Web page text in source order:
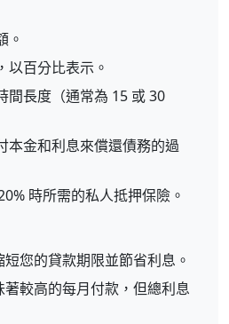
。
以百分比表示。
間長度（通常為 15 或 30
本金和利息來償還債務的過
時所需的私人抵押保險。
您的貸款期限並節省利息。
較高的每月付款，但總利息